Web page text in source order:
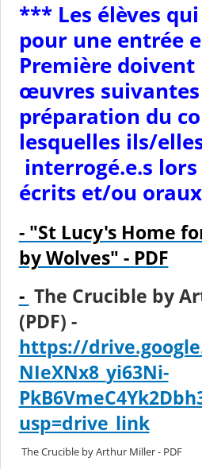
*** Les élèves
pour une entrée
Première doivent
œuvres
préparation du
lesquelles ils/
interrogé.e.s
écrits et/ou
- "St Lucy's Home
by Wolves" - PDF
- The Crucible by
(PDF) -
https://
NIeXNx8_yi63Ni-
usp=drive_link
The Crucible by Arthur Miller - PDF